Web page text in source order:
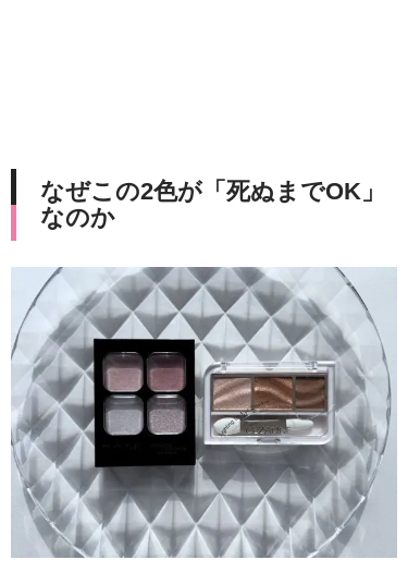
なぜこの2色が「死ぬまでOK」
なのか